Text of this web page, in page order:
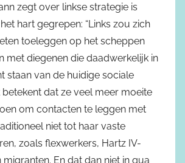
zegt over linkse strategie is
hart gegrepen: “Links zou zich
toeleggen op het scheppen
met diegenen die daadwerkelijk in
staan van de huidige sociale
dat ze veel meer moeite
om contacten te leggen met
niet tot haar vaste
zoals flexwerkers, Hartz IV-
En dat dan niet in qua